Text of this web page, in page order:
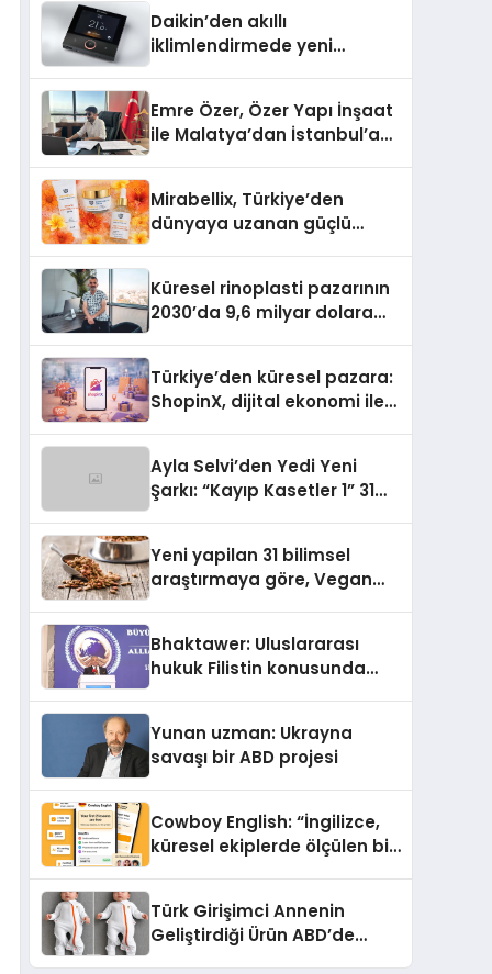
Daikin’den akıllı
iklimlendirmede yeni
Emre Özer, Özer Yapı İnşaat
ile Malatya’dan İstanbul’a
Mirabellix, Türkiye’den
dünyaya uzanan güçlü
Küresel rinoplasti pazarının
2030’da 9,6 milyar dolara
Türkiye’den küresel pazara:
ShopinX, dijital ekonomi ile
Ayla Selvi’den Yedi Yeni
Şarkı: “Kayıp Kasetler 1” 31
Yeni yapilan 31 bilimsel
araştırmaya göre, Vegan
Sindirildiğini Ortaya Koydu
Bhaktawer: Uluslararası
hukuk Filistin konusunda
Yunan uzman: Ukrayna
savaşı bir ABD projesi
Cowboy English: “İngilizce,
küresel ekiplerde ölçülen bir
Türk Girişimci Annenin
Geliştirdiği Ürün ABD’de